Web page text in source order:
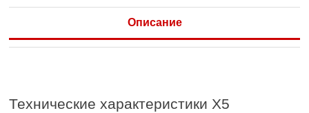
Описание
Технические характеристики X5